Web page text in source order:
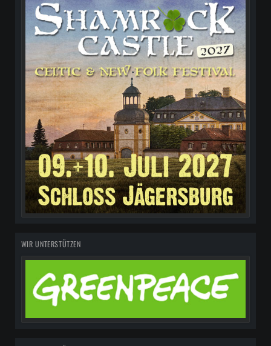
WIR UNTERSTÜTZEN